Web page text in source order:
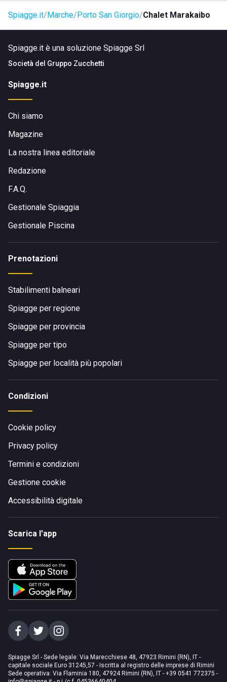
Giorgio, quindi facilmente raggiungibile in macchina e a
Spiagge.it Marche Porto San Giorgio Chalet Marakaibo
Spiagge.it è una soluzione Spiagge Srl
Società del Gruppo Zucchetti
Spiagge.it
Chi siamo
Magazine
La nostra linea editoriale
Redazione
F.A.Q.
Gestionale Spiaggia
Gestionale Piscina
Prenotazioni
Stabilimenti balneari
Spiagge per regione
Spiagge per provincia
Spiagge per tipo
Spiagge per località più popolari
Condizioni
Cookie policy
Privacy policy
Termini e condizioni
Gestione cookie
Accessibilità digitale
Scarica l'app
Spiagge Srl - Sede legale: Via Marecchiese 48, 47923 Rimini (RN), IT -
capitale sociale Euro 31245,57 - Iscritta al registro delle imprese di Rimini
Sede operativa: Via Flaminia 180, 47924 Rimini (RN), IT - +39 0541 772375 -